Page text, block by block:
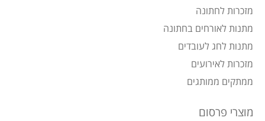
מזכרות לחתונה
מתנות לאורחים בחתונה
מתנות לחג לעובדים
מזכרות לאירועים
ממתקים ממותגים
מוצרי פרסום